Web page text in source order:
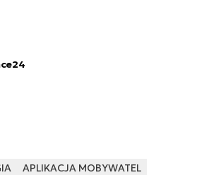
APLIKACJA MOBYWATEL